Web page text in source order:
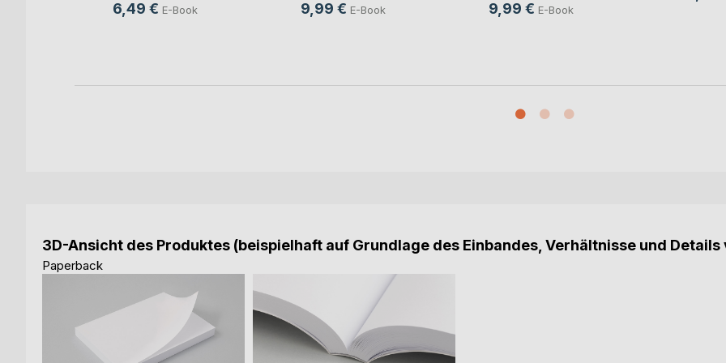
6,49 € E-Book 9,99 € E-Book 9,99 € E-Book
3D-Ansicht des Produktes (beispielhaft auf Grundlage des Einbandes, Verhältnisse und
Paperback